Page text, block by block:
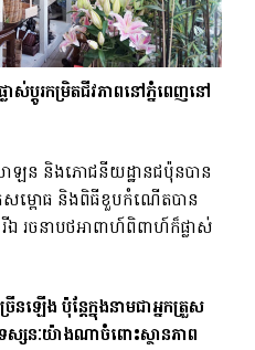
ាស់​ប្តូរ​កម្រិត​ជីវភាព​នៅ​ភ្នំពេញ​នៅ​
ឡន និងភោជនីយដ្ឋានជប៉ុនបាន
សម្ពោធ និងពិធីខួបកំណើតបាន
រីឯ រចនាបថអាពាហ៍ពិពាហ៍ក៏ផ្លាស់
នឡើង ប៉ុន្តែក្នុងនាមជាអ្នកត្រួស
ទស្សនៈយ៉ាងណាចំពោះស្ថានភាព